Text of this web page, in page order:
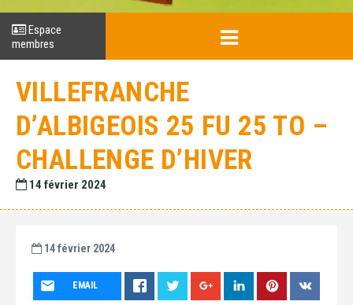
Espace
membres
VILLEFRANCHE
D’ALBIGEOIS 25 FU 25 TO –
CHALLENGE D’HIVER
14 février 2024
14 février 2024
EMAIL